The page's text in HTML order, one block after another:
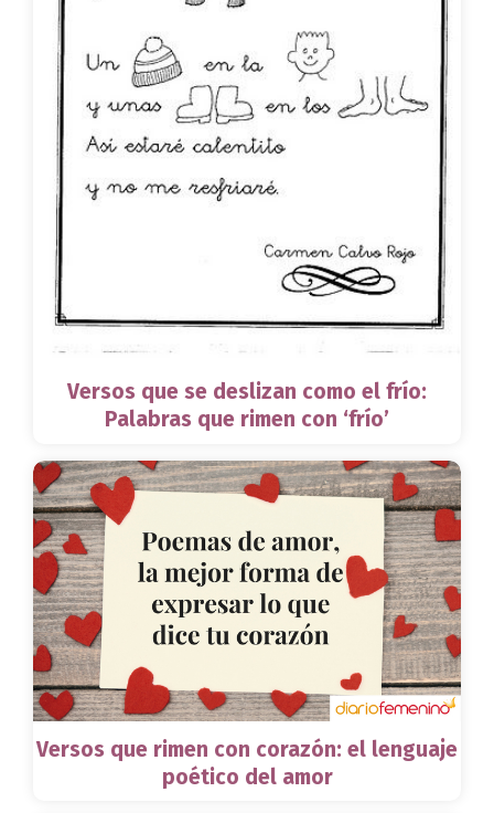
Versos que se deslizan como el frío:
Palabras que rimen con ‘frío’
Versos que rimen con corazón: el lenguaje
poético del amor